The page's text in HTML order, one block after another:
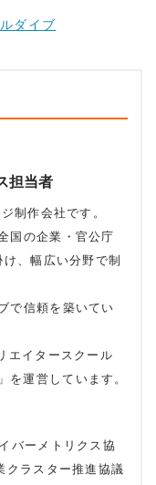
ダイブ
担当者
制作会社です。
国の企業・官公庁
、幅広い分野で制
で信頼を築いてい
エイタースクール
」を運営しています。
バーメトリクス協
クラスター推進協議